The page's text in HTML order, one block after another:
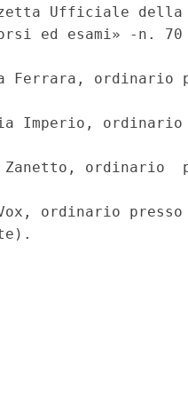
Ufficiale
ed esami» -n.
Ferrara, ordinario
Imperio,
ordinario
ordinario